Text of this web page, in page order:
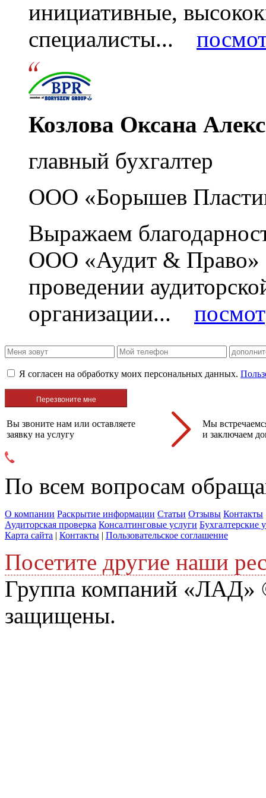
инициативные,
специалисты...
Козлова Оксана
главный бухгалтер
ООО «Борышев
Выражаем
ООО «Аудит & Право»
проведении
организации...
Я согласен на обработку моих персональных данных.
Вы звоните нам или оставляете
заявку на услугу
Мы
и заключаем
По всем вопросам
О компании Раскрытие информации Статьи Отзывы Контакты
Аудиторская проверка Консалтинговые услуги Бухгалтерские
Карта сайта | Контакты | Пользовательское соглашение
Посетите другие наши
Группа компаний «ЛАД»
защищены.